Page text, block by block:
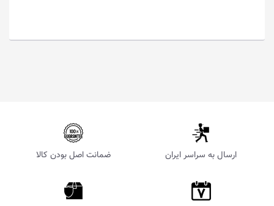
ارسال به سراسر ایران ضمانت اصل بودن کالا